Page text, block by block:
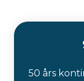
50 års